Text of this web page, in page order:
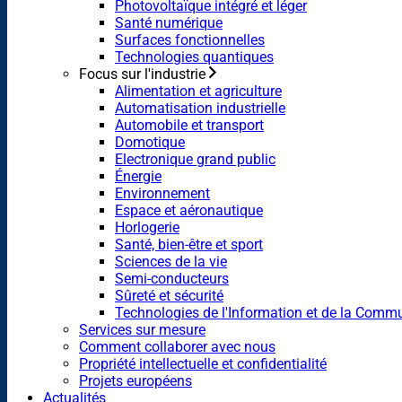
Photovoltaïque intégré et léger
Santé numérique
Surfaces fonctionnelles
Technologies quantiques
Focus sur l'industrie
Alimentation et agriculture
Automatisation industrielle
Automobile et transport
Domotique
Electronique grand public
Énergie
Environnement
Espace et aéronautique
Horlogerie
Santé, bien-être et sport
Sciences de la vie
Semi-conducteurs
Sûreté et sécurité
Technologies de l'Information et de la
Services sur mesure
Comment collaborer avec nous
Propriété intellectuelle et confidentialité
Projets européens
Actualités